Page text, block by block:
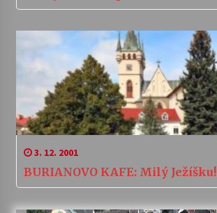
3. 12. 2001
BURIANOVO KAFE: Milý Ježíšku!